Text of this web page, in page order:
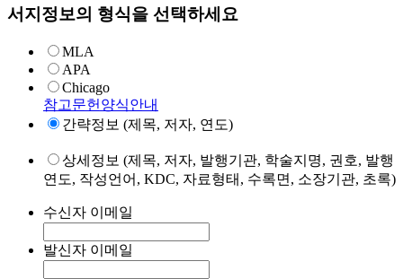
서지정보의 형식을 선택하세요
MLA
APA
Chicago
참고문헌양식안내
간략정보 (제목, 저자, 연도)
상세정보 (제목, 저자, 발행기관, 학술지명, 권호, 발행
연도, 작성언어, KDC, 자료형태, 수록면, 소장기관, 초록)
수신자 이메일
발신자 이메일